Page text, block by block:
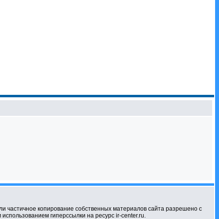
копирование собственных материалов сайта разрешено с
гиперссылки на ресурс ir-center.ru.